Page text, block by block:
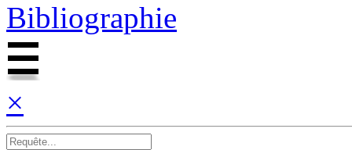
Bibliographie
×